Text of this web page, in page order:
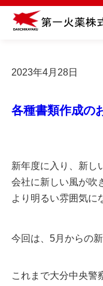
2023年4月28日
各種書類作成の
新年度に入り、新し
会社に新しい風が吹
より明るい雰囲気に
今回は、5月からの
これまで大分中央警